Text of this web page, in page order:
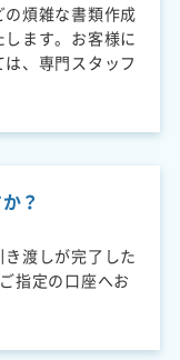
煩雑な書類作成
ます。お客様に
、専門スタッフ
？
渡しが完了した
指定の口座へお